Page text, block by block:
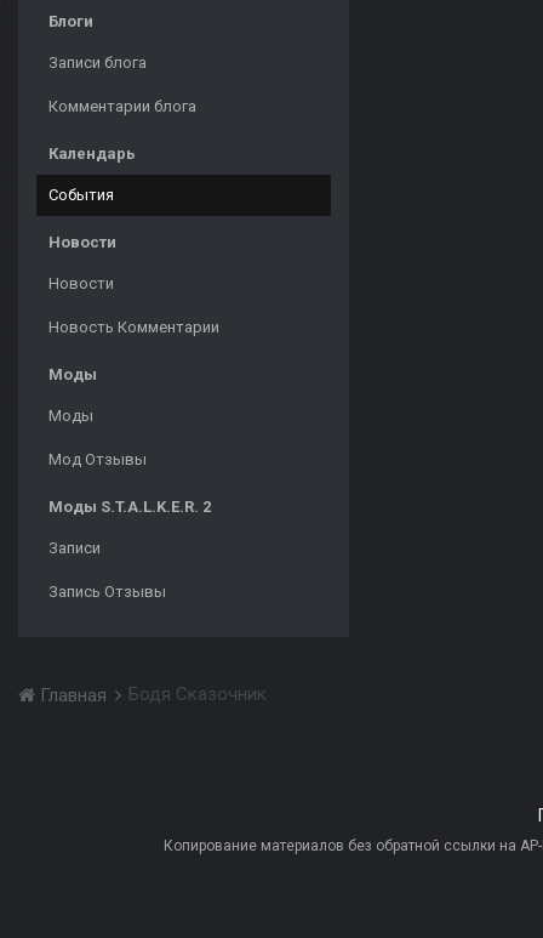
Блоги
Записи блога
Комментарии блога
Календарь
События
Новости
Новости
Новость Комментарии
Моды
Моды
Мод Отзывы
Моды S.T.A.L.K.E.R. 2
Записи
Запись Отзывы
Главная Бодя Сказочник
Копирование материалов без обратной ссылки на